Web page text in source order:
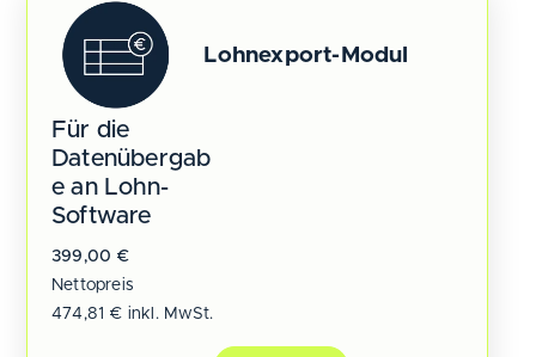
Lohnexport-Modul
Für die
Datenübergab
e an Lohn-
Software
399,00 €
Nettopreis
474,81 € inkl. MwSt.